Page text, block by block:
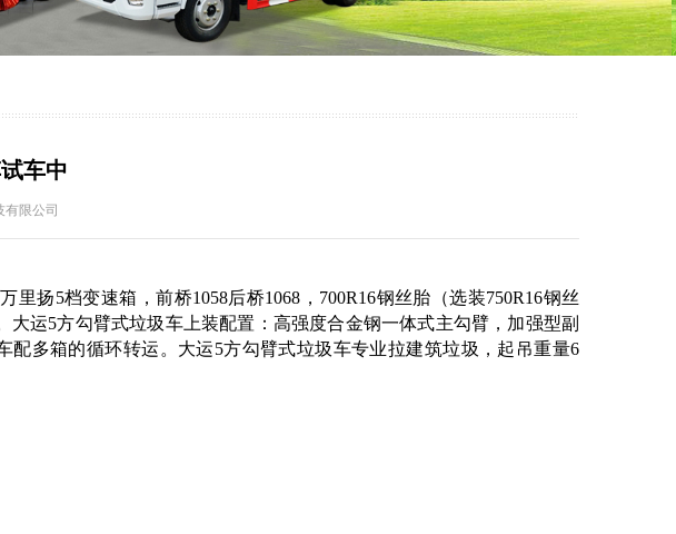
车中
限公司
扬5档变速箱，前桥1058后桥1068，700R16钢丝胎（选装750R16钢丝
运5方勾臂式垃圾车上装配置：高强度合金钢一体式主勾臂，加强型副
多箱的循环转运。大运5方勾臂式垃圾车专业拉建筑垃圾，起吊重量6